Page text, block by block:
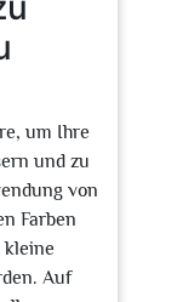
um Ihre
und zu
von
Farben
kleine
Auf